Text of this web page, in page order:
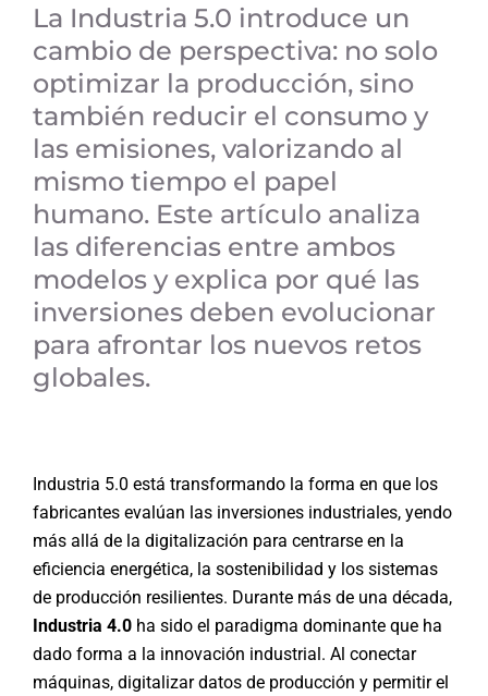
La Industria 5.0 introduce un
cambio de perspectiva: no solo
optimizar la producción, sino
también reducir el consumo y
las emisiones, valorizando al
mismo tiempo el papel
humano. Este artículo analiza
las diferencias entre ambos
modelos y explica por qué las
inversiones deben evolucionar
para afrontar los nuevos retos
globales.
Industria 5.0 está transformando la forma en que los
fabricantes evalúan las inversiones industriales, yendo
más allá de la digitalización para centrarse en la
eficiencia energética, la sostenibilidad y los sistemas
de producción resilientes. Durante más de una década,
Industria 4.0ha sido el paradigma dominante que ha
dado forma a la innovación industrial. Al conectar
máquinas, digitalizar datos de producción y permitir el